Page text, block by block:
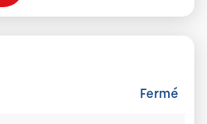
Fermé